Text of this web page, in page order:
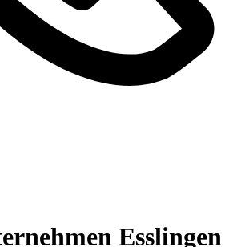
Esslingen